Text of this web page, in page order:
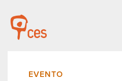
EVENTO